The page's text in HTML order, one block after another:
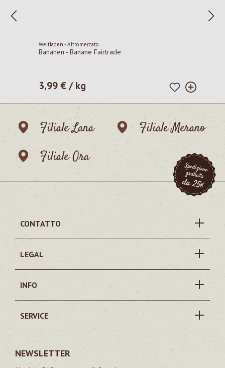
Weltladen - Altromercato
Bananen - Banane Fairtrade
Prezzo normale:
3,99 € / kg
Filiale Lana
Filiale Merano
Filiale Ora
CONTATTO
LEGAL
INFO
SERVICE
NEWSLETTER